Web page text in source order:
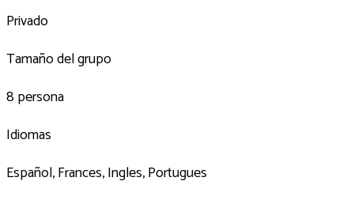
Privado
Tamaño del grupo
8 persona
Idiomas
Español, Frances, Ingles, Portugues